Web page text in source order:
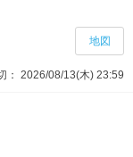
： 2026/08/13(木) 23:59
地図